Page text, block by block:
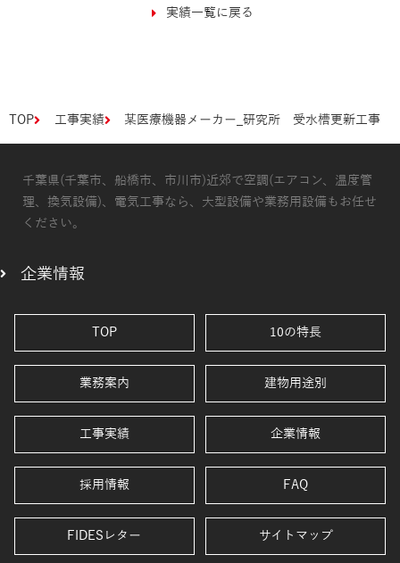
実績一覧に戻る
TOP 工事実績 某医療機器メーカー_研究所 受水槽更新工事
千葉県(千葉市、船橋市、市川市)近郊で空調(エアコン、温度管
理、換気設備)、電気工事なら、大型設備や業務用設備もお任せ
ください。
企業情報
TOP 10の特長
業務案内 建物用途別
工事実績 企業情報
採用情報 FAQ
FIDESレター サイトマップ